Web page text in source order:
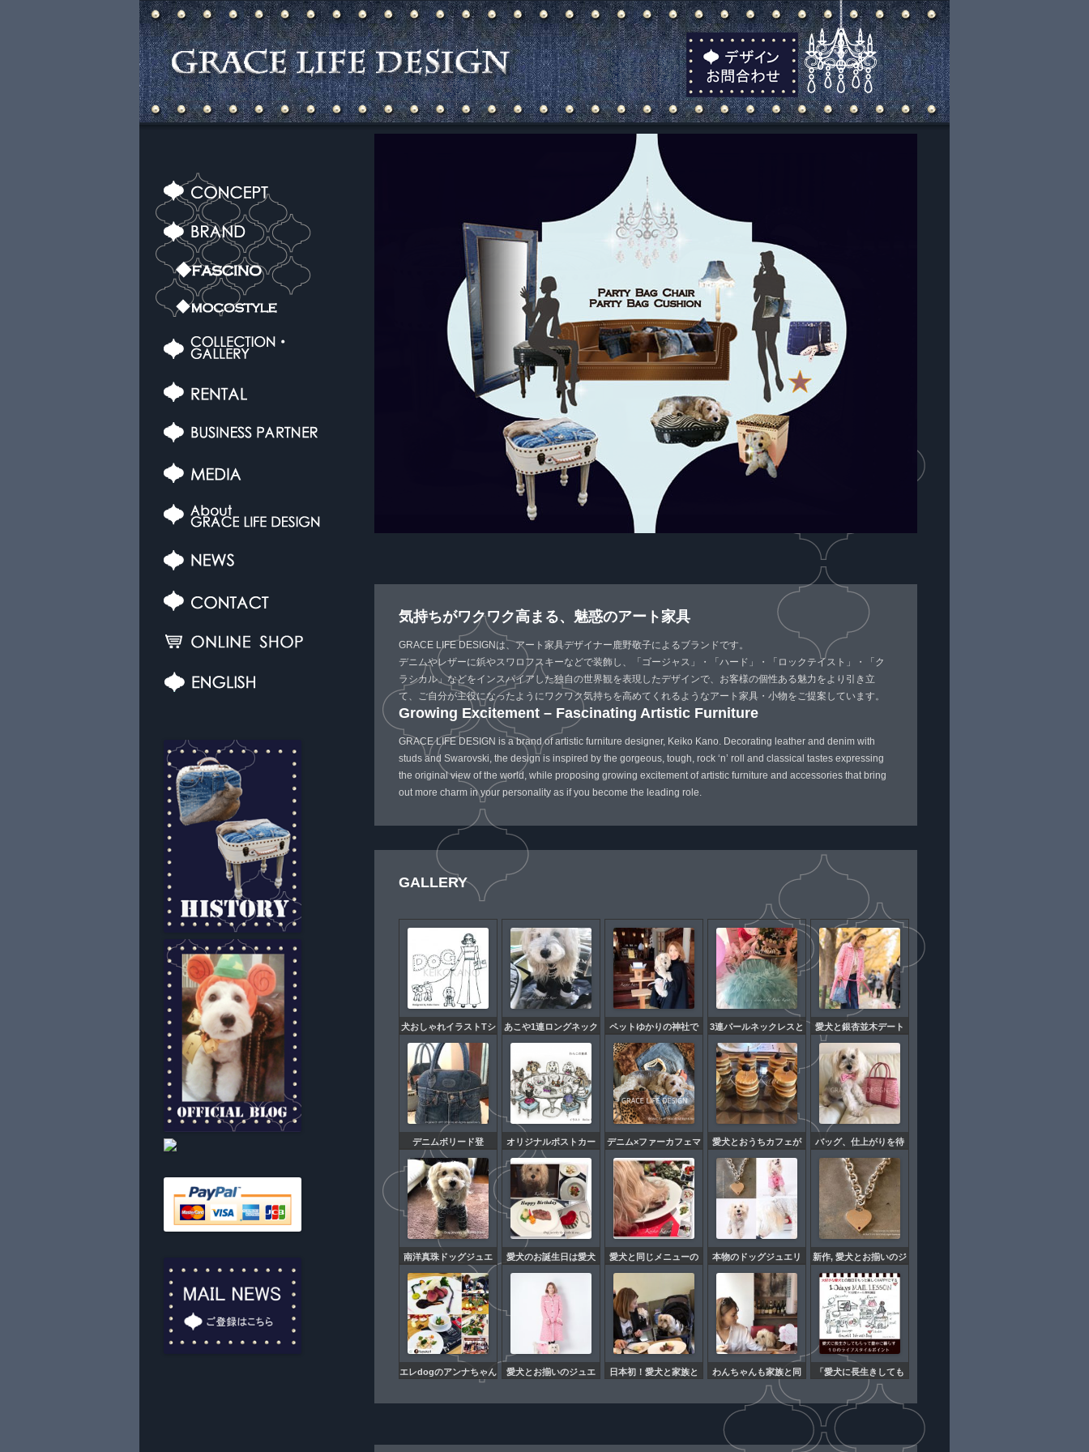
気持ちがワクワク高まる、魅惑のアート家具
GRACE LIFE DESIGNは、アート家具デザイナー鹿野敬子によるブランドです。
デニムやレザーに鋲やスワロフスキーなどで装飾し、「ゴージャス」・「ハード」・「ロックテイスト」・「ク
ラシカル」などをインスパイアした独自の世界観を表現したデザインで、お客様の個性ある魅力をより引き立
て、ご自分が主役になったようにワクワク気持ちを高めてくれるようなアート家具・小物をご提案しています。
Growing Excitement – Fascinating Artistic Furniture
GRACE LIFE DESIGN is a brand of artistic furniture designer, Keiko Kano. Decorating leather and denim with
studs and Swarovski, the design is inspired by the gorgeous, tough, rock ‘n’ roll and classical tastes expressing
the original view of the world, while proposing growing excitement of artistic furniture and accessories that bring
out more charm in your personality as if you become the leading role.
GALLERY
犬おしゃれイラストTシ
ャツ&バッグ本日販売開
始致します。
あこや1連ロングネック
レス
ペットゆかりの神社で
健康長寿のご祈祷をし
て頂きました。
3連パールネックレスと
ティファニーブルー愛
犬のドレス物語
愛犬と銀杏並木デート
をお写真に納めて頂き
ました①憧れのキュー
ティーブロンドの世界
デニムボリード登
場！！！
オリジナルポストカー
ド発売になりました！
デニム×ファーカフェマ
ット
愛犬とおうちカフェが
テーマの同じデザート
が食べられるお茶会に
ご参加くださった方々
とオフ会を開催しまし
た！
バッグ、仕上がりを待
つのも楽しみです。～
ガーデンパーティー風
ツイードバッグ～
南洋真珠ドッグジュエ
リーもございます。
愛犬のお誕生日は愛犬
とお揃いジュエリー
愛犬と同じメニューの
コース料理
本物のドッグジュエリ
ー特別オーダー受付中
です。
新作, 愛犬とお揃いのジ
ュエリーのバースデー
ドッグジュエリー販売
開始致しました。
エレdogのアンナちゃん
愛犬とお揃いのジュエ
日本初！愛犬と家族と
わんちゃんも家族と同
じメニューの 特別コー
ス料理レッスンイベン
ト開催のお知らせ
「愛犬に長生きしても
らって豊かに暮らす」
１０のライフスタイル
ポイントステップメー
ルを始めました！